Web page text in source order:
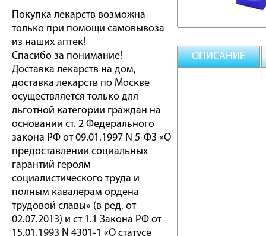
Покупка лекарств возможна
только при помощи самовывоза
из наших аптек!
Спасибо за понимание!
Доставка лекарств на дом,
доставка лекарств по Москве
осуществляется только для
льготной категории граждан на
основании ст. 2 Федерального
закона РФ от 09.01.1997 N 5-ФЗ «О
предоставлении социальных
гарантий героям
социалистического труда и
полным кавалерам ордена
трудовой славы» (в ред. от
02.07.2013) и ст 1.1 Закона РФ от
15.01.1993 N 4301-1 «О статусе
ОПИСАНИЕ